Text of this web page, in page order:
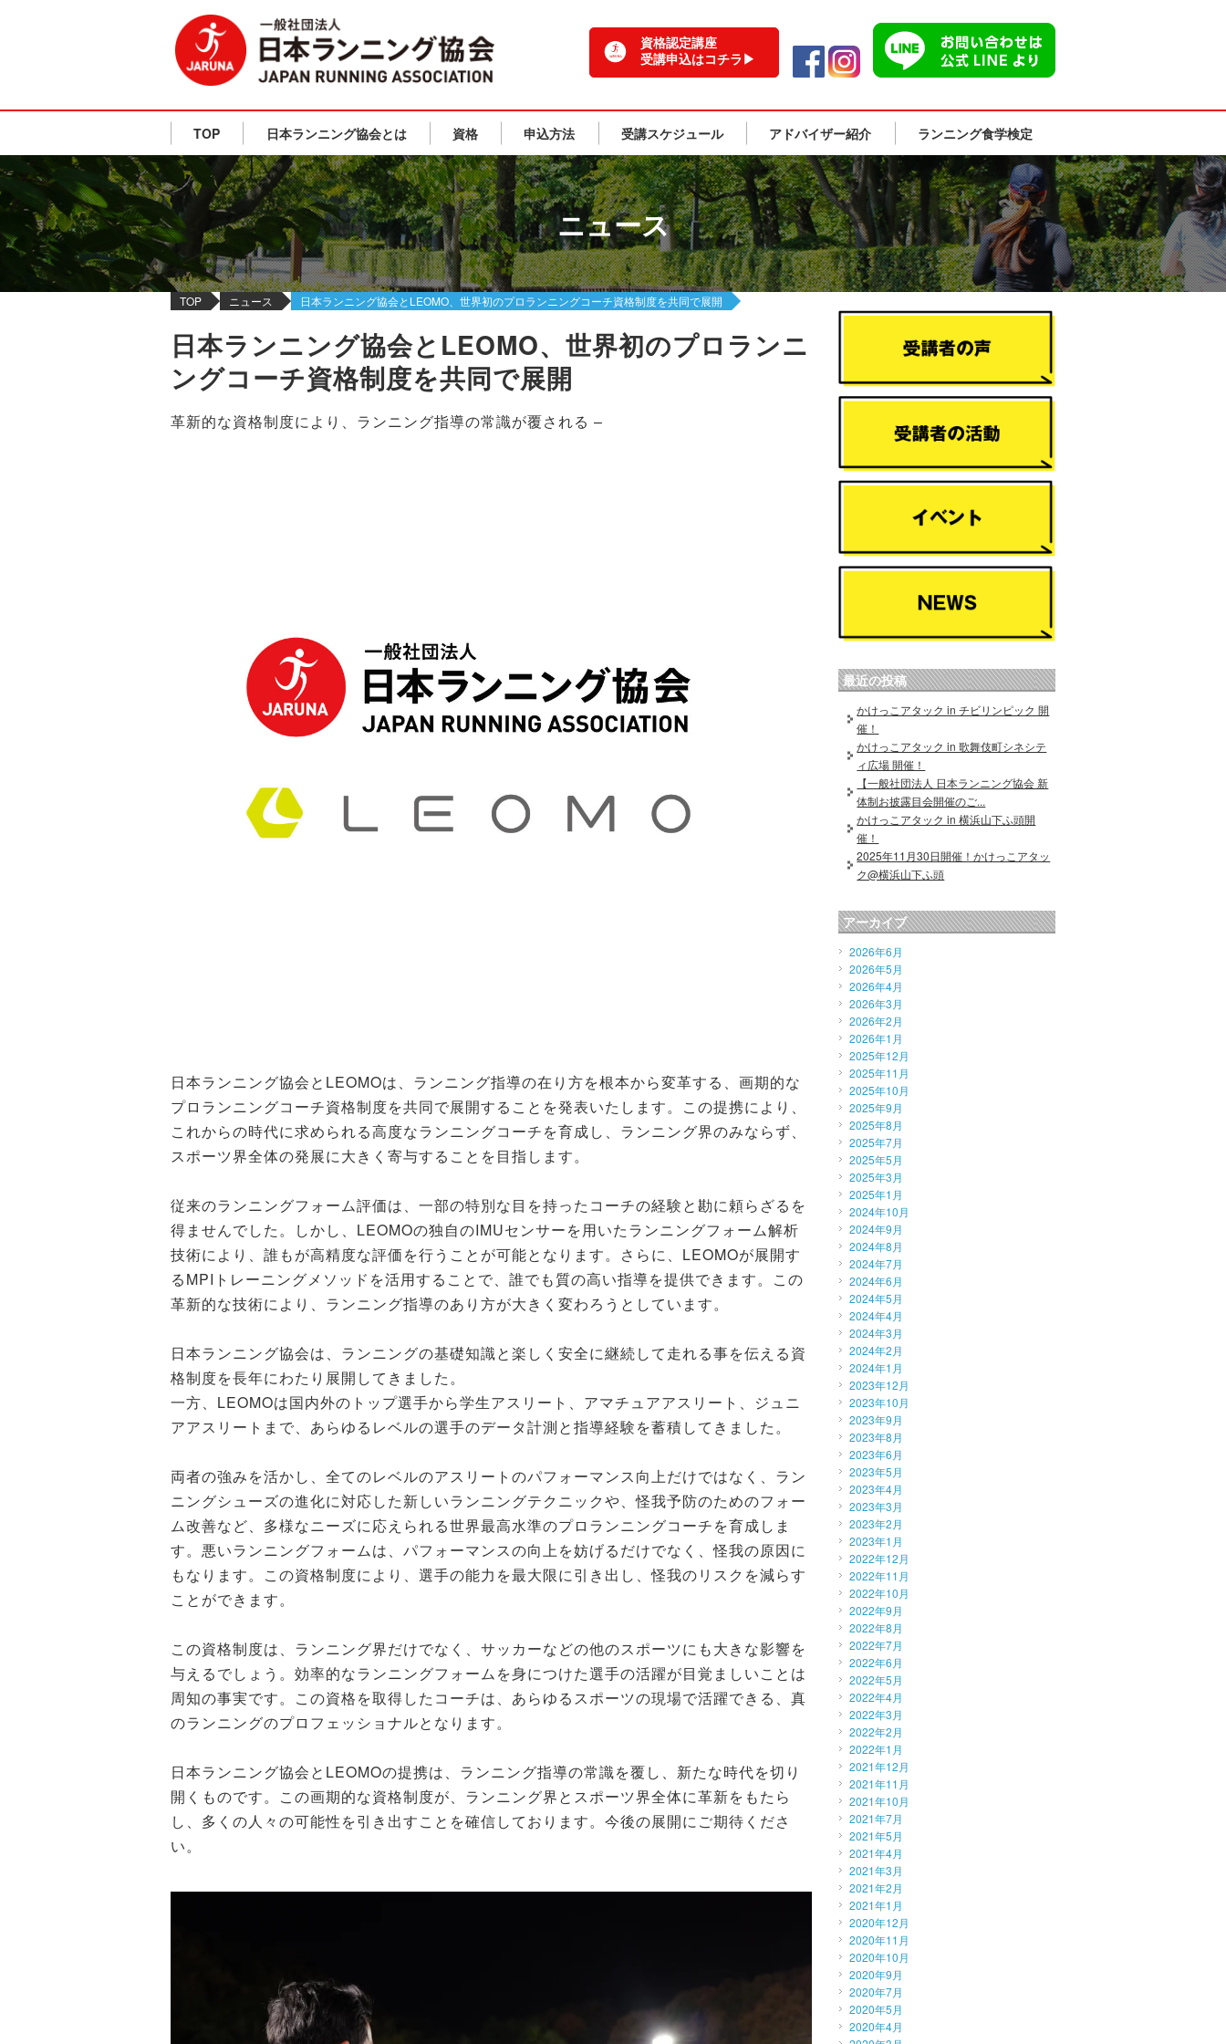
資格認定講座
受講申込はコチラ▶
TOP 日本ランニング協会とは 資格 申込方法 受講スケジュール アドバイザー紹介 ランニング食学検定
ニュース
TOP ニュース 日本ランニング協会とLEOMO、世界初のプロランニングコーチ資格制度を共同で展開
日本ランニング協会とLEOMO、世界初のプロランニ
ングコーチ資格制度を共同で展開
革新的な資格制度により、ランニング指導の常識が覆される –
日本ランニング協会とLEOMOは、ランニング指導の在り方を根本から変革する、画期的な
プロランニングコーチ資格制度を共同で展開することを発表いたします。この提携により、
これからの時代に求められる高度なランニングコーチを育成し、ランニング界のみならず、
スポーツ界全体の発展に大きく寄与することを目指します。
従来のランニングフォーム評価は、一部の特別な目を持ったコーチの経験と勘に頼らざるを
得ませんでした。しかし、LEOMOの独自のIMUセンサーを用いたランニングフォーム解析
技術により、誰もが高精度な評価を行うことが可能となります。さらに、LEOMOが展開す
るMPIトレーニングメソッドを活用することで、誰でも質の高い指導を提供できます。この
革新的な技術により、ランニング指導のあり方が大きく変わろうとしています。
日本ランニング協会は、ランニングの基礎知識と楽しく安全に継続して走れる事を伝える資
格制度を長年にわたり展開してきました。
一方、LEOMOは国内外のトップ選手から学生アスリート、アマチュアアスリート、ジュニ
アアスリートまで、あらゆるレベルの選手のデータ計測と指導経験を蓄積してきました。
両者の強みを活かし、全てのレベルのアスリートのパフォーマンス向上だけではなく、ラン
ニングシューズの進化に対応した新しいランニングテクニックや、怪我予防のためのフォー
ム改善など、多様なニーズに応えられる世界最高水準のプロランニングコーチを育成しま
す。悪いランニングフォームは、パフォーマンスの向上を妨げるだけでなく、怪我の原因に
もなります。この資格制度により、選手の能力を最大限に引き出し、怪我のリスクを減らす
ことができます。
この資格制度は、ランニング界だけでなく、サッカーなどの他のスポーツにも大きな影響を
与えるでしょう。効率的なランニングフォームを身につけた選手の活躍が目覚ましいことは
周知の事実です。この資格を取得したコーチは、あらゆるスポーツの現場で活躍できる、真
のランニングのプロフェッショナルとなります。
日本ランニング協会とLEOMOの提携は、ランニング指導の常識を覆し、新たな時代を切り
開くものです。この画期的な資格制度が、ランニング界とスポーツ界全体に革新をもたら
し、多くの人々の可能性を引き出すことを確信しております。今後の展開にご期待くださ
い。
最近の投稿
かけっこアタック in チビリンピック 開
催！
かけっこアタック in 歌舞伎町シネシテ
ィ広場 開催！
【一般社団法人 日本ランニング協会 新
体制お披露目会開催のご...
かけっこアタック in 横浜山下ふ頭開
催！
2025年11月30日開催！かけっこアタッ
ク@横浜山下ふ頭
アーカイブ
2026年6月
2026年5月
2026年4月
2026年3月
2026年2月
2026年1月
2025年12月
2025年11月
2025年10月
2025年9月
2025年8月
2025年7月
2025年5月
2025年3月
2025年1月
2024年10月
2024年9月
2024年8月
2024年7月
2024年6月
2024年5月
2024年4月
2024年3月
2024年2月
2024年1月
2023年12月
2023年10月
2023年9月
2023年8月
2023年6月
2023年5月
2023年4月
2023年3月
2023年2月
2023年1月
2022年12月
2022年11月
2022年10月
2022年9月
2022年8月
2022年7月
2022年6月
2022年5月
2022年4月
2022年3月
2022年2月
2022年1月
2021年12月
2021年11月
2021年10月
2021年7月
2021年5月
2021年4月
2021年3月
2021年2月
2021年1月
2020年12月
2020年11月
2020年10月
2020年9月
2020年7月
2020年5月
2020年4月